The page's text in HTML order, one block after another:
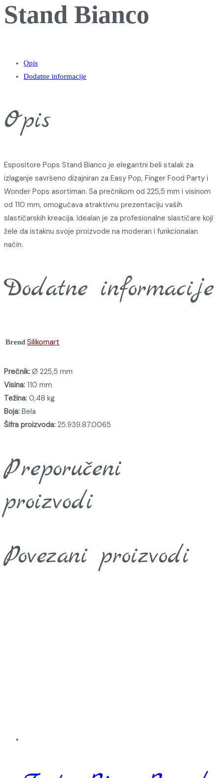
Stand Bianco
Opis
Dodatne informacije
Opis
Espositore Pops Stand Bianco je elegantni beli stalak za
izlaganje savršeno dizajniran za Easy Pop, Finger Food Party i
Wonder Pops asortiman. Sa prečnikom od 225,5 mm i visinom
od 110 mm, omogućava atraktivnu prezentaciju vaših
slastičarskih kreacija. Idealan je za profesionalne slastičare koji
žele da istaknu svoje proizvode na moderan i funkcionalan
način.
Dodatne informacije
Brend Silikomart
Prečnik: Ø 225,5 mm
Visina: 110 mm
Težina: 0,48 kg
Boja: Bela
Šifra proizvoda: 25.939.87.0065
Preporučeni
proizvodi
Povezani proizvodi